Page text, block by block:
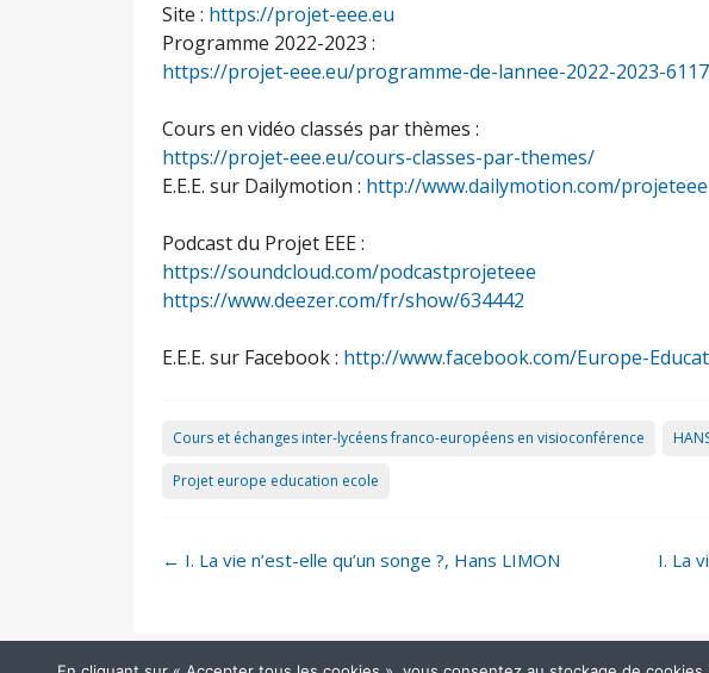
Site : https://projet-eee.eu
Programme 2022-2023 :
https://projet-eee.eu/programme-de-lannee-2022-2023-
Cours en vidéo classés par thèmes :
https://projet-eee.eu/cours-classes-par-themes/
E.E.E. sur Dailymotion : http://www.dailymotion.com/projeteee
Podcast du Projet EEE :
https://soundcloud.com/podcastprojeteee
https://www.deezer.com/fr/show/634442
E.E.E. sur Facebook : http://www.facebook.com/Europe-
Cours et échanges inter-lycéens franco-européens en visioconférence
Projet europe education ecole
Post
← I. La vie n’est-elle qu’un songe ?, Hans LIMON I. La